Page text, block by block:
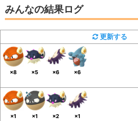
みんなの結果ログ
更新する
×8 ×5 ×6
×6
×1 ×1 ×2
×1